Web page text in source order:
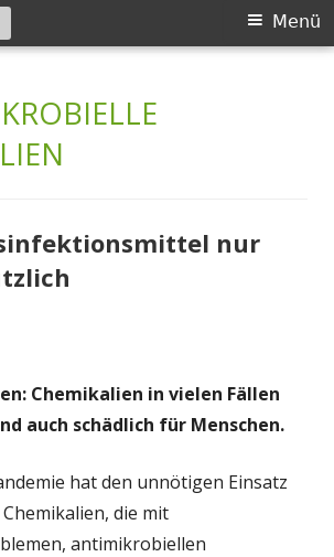
Gesundheit
Menü
Suchen
nach:
nur
Chemikalien in vielen Fällen
auch schädlich für Menschen.
hat den unnötigen Einsatz
die mit
antimikrobiellen